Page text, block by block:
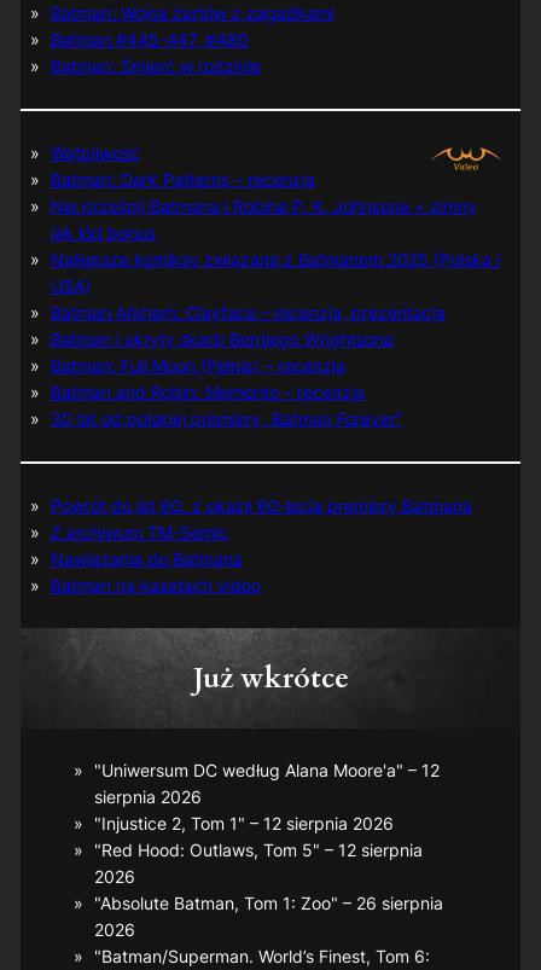
Batman: Wojna żartów z zagadkami
Batman #445-447, #480
Batman: Śmierć w rodzinie
Wątpliwość
Batman: Dark Patterns – recenzja
Nie prześpij Batmana i Robina P. K. Johnsona + zimny
jak lód bonus
Najlepsze komiksy związane z Batmanem 2025 (Polska i
USA)
Batman Arkham: Clayface – recenzja, prezentacja
Batman i ukryty skarb Berniego Wrightsona
Batman: Full Moon (Pełnia) – recenzja
Batman and Robin: Memento – recenzja
30 lat od polskiej premiery „Batman Forever”
Powrót do lat 60. z okazji 60-lecia premiery Batmana
Z archiwum TM-Semic
Nawiązania do Batmana
Batman na kasetach video
Już wkrótce
"Uniwersum DC według Alana Moore'a" – 12
sierpnia 2026
"Injustice 2, Tom 1" – 12 sierpnia 2026
"Red Hood: Outlaws, Tom 5" – 12 sierpnia
2026
"Absolute Batman, Tom 1: Zoo" – 26 sierpnia
2026
"Batman/Superman. World’s Finest, Tom 6: